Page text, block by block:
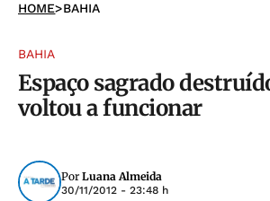
HOME>BAHIA
BAHIA
Espaço sagrado
voltou a funcionar
Por Luana Almeida
30/11/2012 - 23:48 h